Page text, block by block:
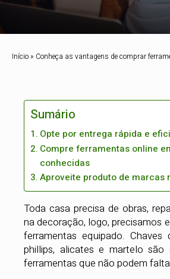
Início» Conheça as vantagens de comprar
Sumário
Opte por entrega rápida e
Compre ferramentas online
conhecidas
Aproveite produto de marcas
Toda casa precisa de obras,
na decoração, logo, precisamos
ferramentas equipado. Chaves
phillips, alicates e martelo são
ferramentas que não podem